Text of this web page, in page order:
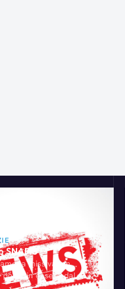
SNAPIS
la missiva - in
posta in essere dal